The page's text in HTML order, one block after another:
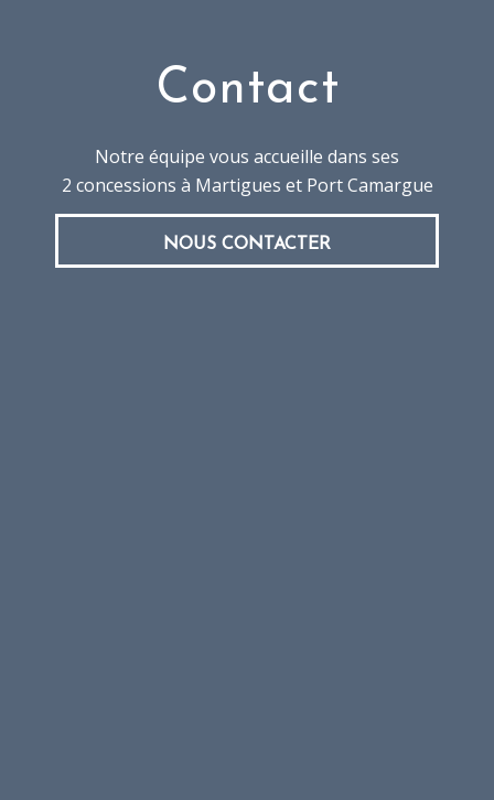
Contact
Notre équipe vous accueille dans ses
2 concessions à Martigues et Port Camargue
NOUS CONTACTER